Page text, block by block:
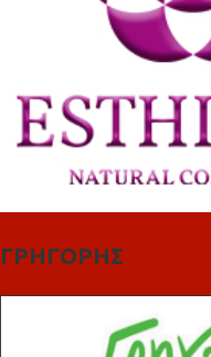
ΓΡΗΓΟΡΗΣ